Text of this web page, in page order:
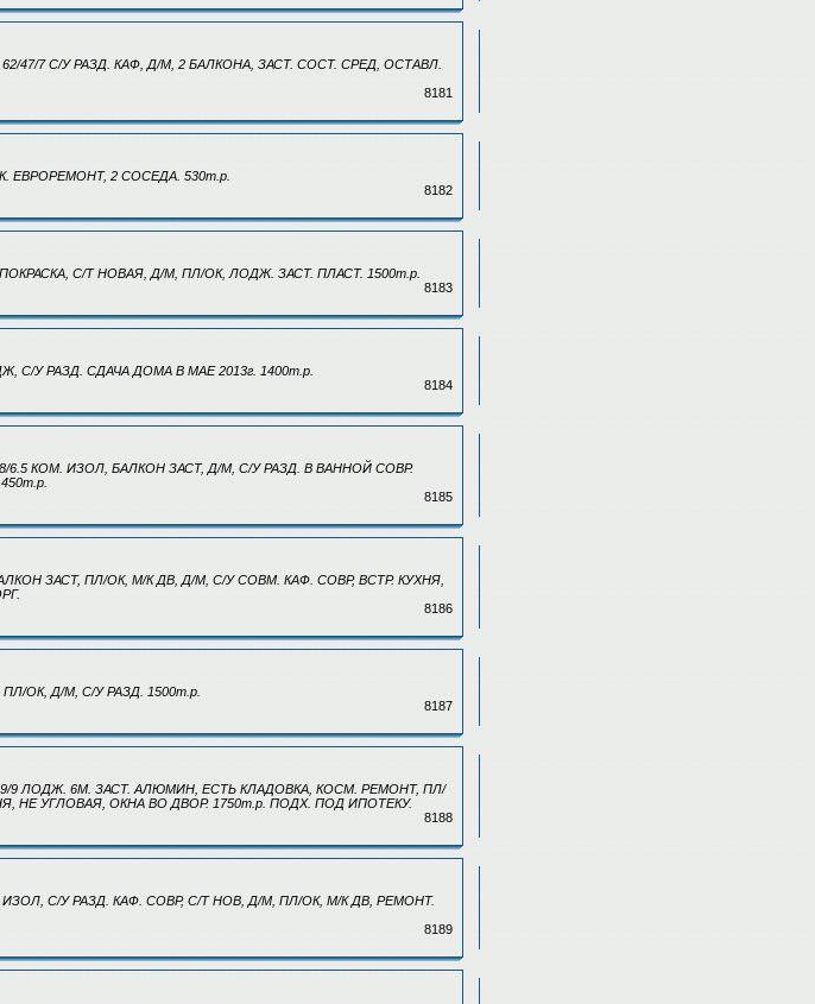
47/7 С/У РАЗД. КАФ, Д/М, 2 БАЛКОНА, ЗАСТ. СОСТ. СРЕД, ОСТАВЛ.
8181
ЕВРОРЕМОНТ, 2 СОСЕДА. 530т.р.
8182
С/Т НОВАЯ, Д/М, ПЛ/ОК, ЛОДЖ. ЗАСТ. ПЛАСТ. 1500т.р.
8183
С/У РАЗД. СДАЧА ДОМА В МАЕ 2013г. 1400т.р.
8184
6.5 КОМ. ИЗОЛ, БАЛКОН ЗАСТ, Д/М, С/У РАЗД. В ВАННОЙ СОВР.
8185
ЗАСТ, ПЛ/ОК, М/К ДВ, Д/М, С/У СОВМ. КАФ. СОВР, ВСТР. КУХНЯ,
8186
ОК, Д/М, С/У РАЗД. 1500т.р.
8187
9 ЛОДЖ. 6М. ЗАСТ. АЛЮМИН, ЕСТЬ КЛАДОВКА, КОСМ. РЕМОНТ, ПЛ/
НЕ УГЛОВАЯ, ОКНА ВО ДВОР. 1750т.р. ПОДХ. ПОД ИПОТЕКУ.
8188
С/У РАЗД. КАФ. СОВР, С/Т НОВ, Д/М, ПЛ/ОК, М/К ДВ, РЕМОНТ.
8189